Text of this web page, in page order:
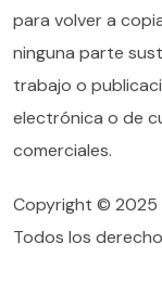
para volver a
ninguna parte
trabajo o
electrónica o de
comerciales.
Copyright © 2025
Todos los